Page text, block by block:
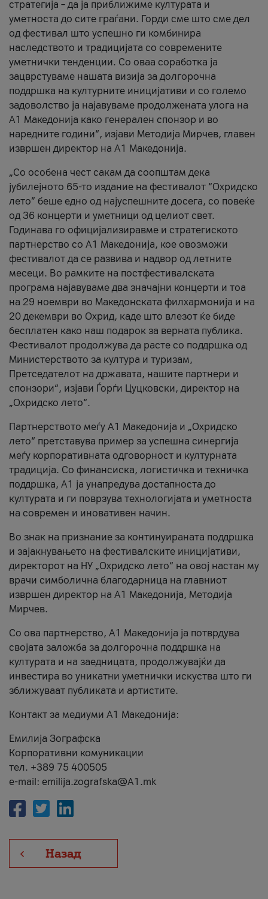
стратегија – да ја приближиме културата и
уметноста до сите граѓани. Горди сме што сме дел
од фестивал што успешно ги комбинира
наследството и традицијата со современите
уметнички тенденции. Со оваа соработка ја
зацврстуваме нашата визија за долгорочна
поддршка на културните иницијативи и со големо
задоволство ја најавуваме продолжената улога на
A1 Македонија како генерален спонзор и во
наредните години“, изјави Методија Мирчев, главен
извршен директор на A1 Македонија.
„Со особена чест сакам да соопштам дека
јубилејното 65-то издание на фестивалот “Охридско
лето” беше едно од најуспешните досега, со повеќе
од 36 концерти и уметници од целиот свет.
Годинава го официјализиравме и стратегиското
партнерство со А1 Македонија, кое овозможи
фестивалот да се развива и надвор од летните
месеци. Во рамките на постфестивалската
програма најавуваме два значајни концерти и тоа
на 29 ноември во Македонската филхармонија и на
20 декември во Охрид, каде што влезот ќе биде
бесплатен како наш подарок за верната публика.
Фестивалот продолжува да расте со поддршка од
Министерството за култура и туризам,
Претседателот на државата, нашите партнери и
спонзори“, изјави Ѓорѓи Цуцковски, директор на
„Охридско лето“.
Партнерството меѓу A1 Македонија и „Охридско
лето“ претставува пример за успешна синергија
меѓу корпоративната одговорност и културната
традиција. Со финансиска, логистичка и техничка
поддршка, A1 ја унапредува достапноста до
културата и ги поврзува технологијата и уметноста
на современ и иновативен начин.
Во знак на признание за континуираната поддршка
и зајакнувањето на фестивалските иницијативи,
директорот на НУ „Охридско лето“ на овој настан му
врачи симболична благодарница на главниот
извршен директор на A1 Македонија, Методија
Мирчев.
Со ова партнерство, A1 Македонија ја потврдува
својата заложба за долгорочна поддршка на
културата и на заедницата, продолжувајќи да
инвестира во уникатни уметнички искуства што ги
зближуваат публиката и артистите.
Контакт за медиуми А1 Македонија:
Емилија Зографска
Корпоративни комуникации
тел. +389 75 400505
e-mail: emilija.zografska@A1.mk
Назад